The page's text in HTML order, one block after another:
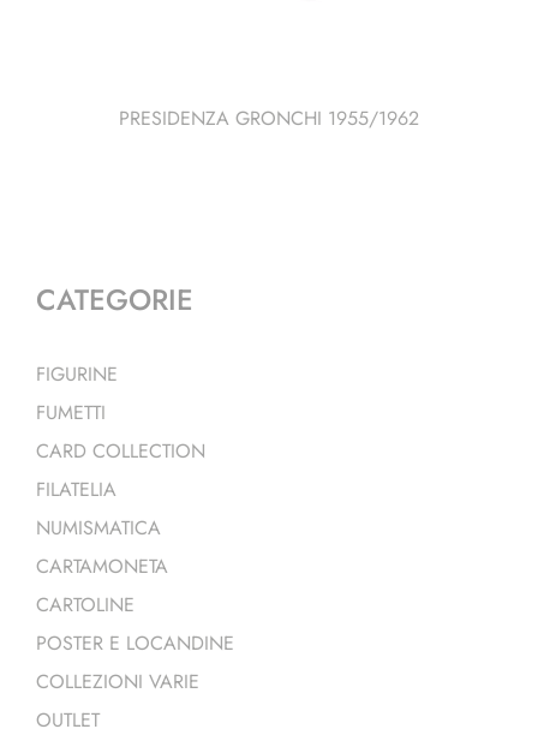
PRESIDENZA GRONCHI 1955/1962
CATEGORIE
FIGURINE
FUMETTI
CARD COLLECTION
FILATELIA
NUMISMATICA
CARTAMONETA
CARTOLINE
POSTER E LOCANDINE
COLLEZIONI VARIE
OUTLET